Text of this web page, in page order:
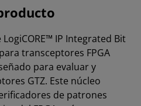
IP Integrated Bit
transceptores FPGA
para evaluar y
GTZ. Este núcleo
de patrones